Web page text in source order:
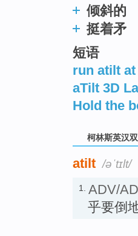
倾斜的
挺着矛
短语
run atilt at
aTilt 3D
Hold the
柯林斯英汉
atilt /əˈtɪlt/
1. ADV/
乎要倒